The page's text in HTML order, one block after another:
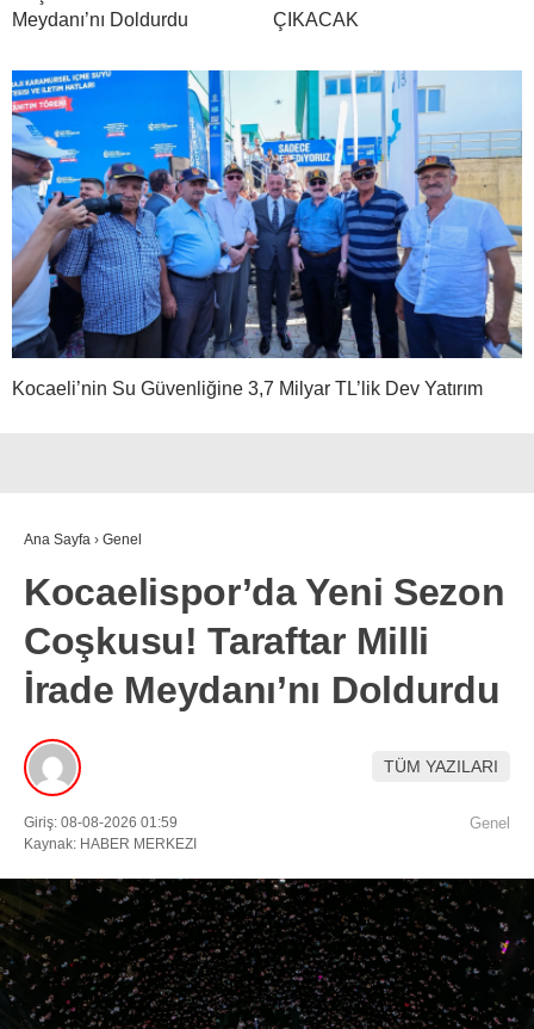
Meydanı’nı Doldurdu
ÇIKACAK
Kocaeli’nin Su Güvenliğine 3,7 Milyar TL’lik Dev Yatırım
Ana Sayfa › Genel
Kocaelispor’da Yeni Sezon
Coşkusu! Taraftar Milli
İrade Meydanı’nı Doldurdu
TÜM YAZILARI
Giriş: 08-08-2026 01:59
Kaynak: HABER MERKEZI
Genel